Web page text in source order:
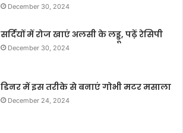
December 30, 2024
सर्दियों में रोज खाएं अलसी के लड्डू, पढ़ें रेसिपी
December 30, 2024
डिनर में इस तरीके से बनाएं गोभी मटर मसाला
December 24, 2024